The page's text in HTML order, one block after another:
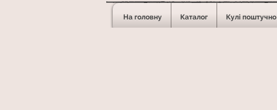
На головну Каталог Кулі поштучно